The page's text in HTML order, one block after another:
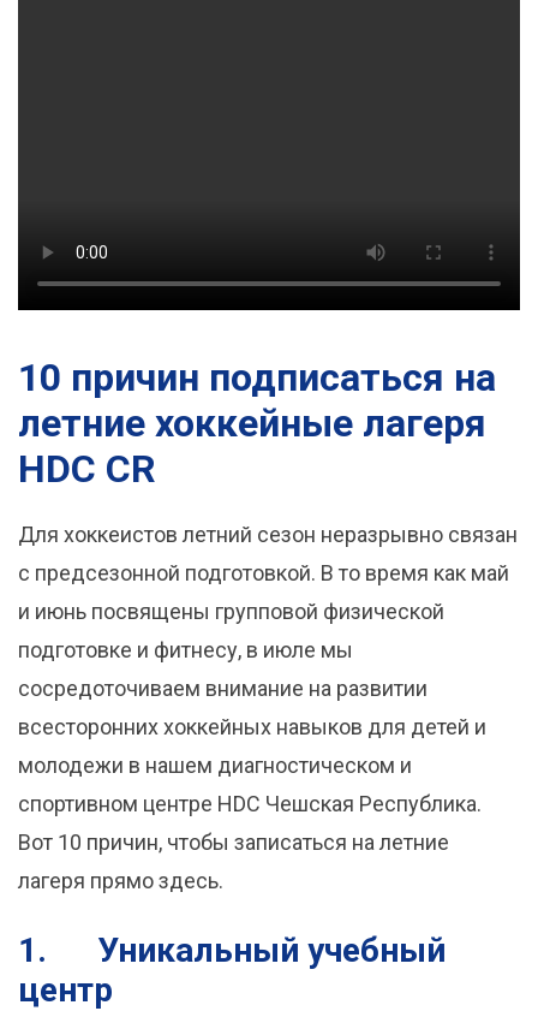
10 причин подписаться на
летние хоккейные лагеря
HDC CR
Для хоккеистов летний сезон неразрывно связан
с предсезонной подготовкой. В то время как май
и июнь посвящены групповой физической
подготовке и фитнесу, в июле мы
сосредоточиваем внимание на развитии
всесторонних хоккейных навыков для детей и
молодежи в нашем диагностическом и
спортивном центре HDC Чешская Республика.
Вот 10 причин, чтобы записаться на летние
лагеря прямо здесь.
1. Уникальный учебный
центр